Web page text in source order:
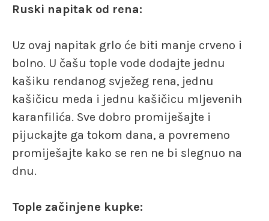
Ruski napitak od rena:
Uz ovaj napitak grlo će biti manje crveno i
bolno. U čašu tople vode dodajte jednu
kašiku rendanog svježeg rena, jednu
kašičicu meda i jednu kašičicu mljevenih
karanfilića. Sve dobro promiješajte i
pijuckajte ga tokom dana, a povremeno
promiješajte kako se ren ne bi slegnuo na
dnu.
Tople začinjene kupke: